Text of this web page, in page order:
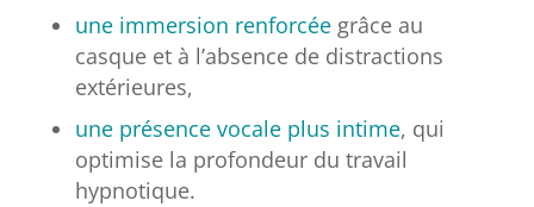
une immersion renforcéegrâce au
casque et à l’absence de distractions
extérieures,
une présence vocale plus intime, qui
optimise la profondeur du travail
hypnotique.